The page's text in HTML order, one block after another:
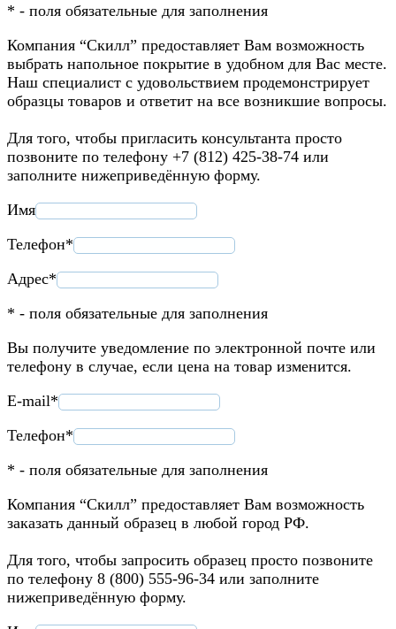
* - поля обязательные для заполнения
Компания “Скилл” предоставляет Вам возможность
выбрать напольное покрытие в удобном для Вас месте.
Наш специалист с удовольствием продемонстрирует
образцы товаров и ответит на все возникшие вопросы.
Для того, чтобы пригласить консультанта просто
позвоните по телефону +7 (812) 425-38-74 или
заполните нижеприведённую форму.
Имя
Телефон*
Адрес*
* - поля обязательные для заполнения
Вы получите уведомление по электронной почте или
телефону в случае, если цена на товар изменится.
E-mail*
Телефон*
* - поля обязательные для заполнения
Компания “Скилл” предоставляет Вам возможность
заказать данный образец в любой город РФ.
Для того, чтобы запросить образец просто позвоните
по телефону 8 (800) 555-96-34 или заполните
нижеприведённую форму.